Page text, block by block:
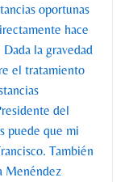
oportunas
hace
la gravedad
el tratamiento
del
puede que mi
También
Menéndez